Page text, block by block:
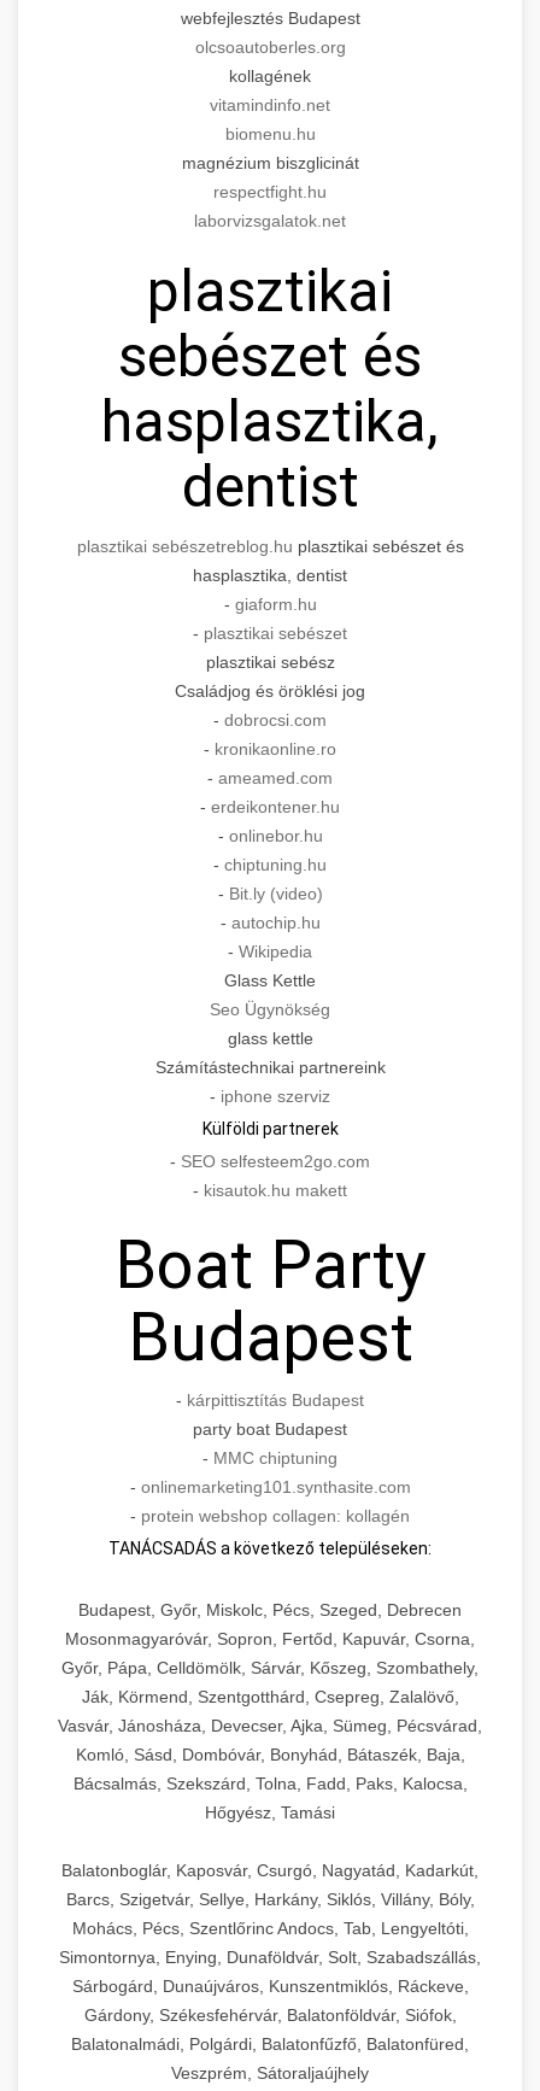
webfejlesztés Budapest
olcsoautoberles.org
kollagének
vitamindinfo.net
biomenu.hu
magnézium biszglicinát
respectfight.hu
laborvizsgalatok.net
plasztikai
sebészet és
hasplasztika,
dentist
plasztikai sebészetreblog.hu plasztikai sebészet és
hasplasztika, dentist
- giaform.hu
- plasztikai sebészet
plasztikai sebész
Családjog és öröklési jog
- dobrocsi.com
- kronikaonline.ro
- ameamed.com
- erdeikontener.hu
- onlinebor.hu
- chiptuning.hu
- Bit.ly (video)
- autochip.hu
- Wikipedia
Glass Kettle
Seo Ügynökség
glass kettle
Számítástechnikai partnereink
- iphone szerviz
Külföldi partnerek
- SEO selfesteem2go.com
- kisautok.hu makett
Boat Party
Budapest
- kárpittisztítás Budapest
party boat Budapest
- MMC chiptuning
- onlinemarketing101.synthasite.com
- protein webshop collagen: kollagén
TANÁCSADÁS a következő településeken:
Budapest, Győr, Miskolc, Pécs, Szeged, Debrecen
Mosonmagyaróvár, Sopron, Fertőd, Kapuvár, Csorna,
Győr, Pápa, Celldömölk, Sárvár, Kőszeg, Szombathely,
Ják, Körmend, Szentgotthárd, Csepreg, Zalalövő,
Vasvár, Jánosháza, Devecser, Ajka, Sümeg, Pécsvárad,
Komló, Sásd, Dombóvár, Bonyhád, Bátaszék, Baja,
Bácsalmás, Szekszárd, Tolna, Fadd, Paks, Kalocsa,
Hőgyész, Tamási
Balatonboglár, Kaposvár, Csurgó, Nagyatád, Kadarkút,
Barcs, Szigetvár, Sellye, Harkány, Siklós, Villány, Bóly,
Mohács, Pécs, Szentlőrinc Andocs, Tab, Lengyeltóti,
Simontornya, Enying, Dunaföldvár, Solt, Szabadszállás,
Sárbogárd, Dunaújváros, Kunszentmiklós, Ráckeve,
Gárdony, Székesfehérvár, Balatonföldvár, Siófok,
Balatonalmádi, Polgárdi, Balatonfűzfő, Balatonfüred,
Veszprém, Sátoraljaújhely